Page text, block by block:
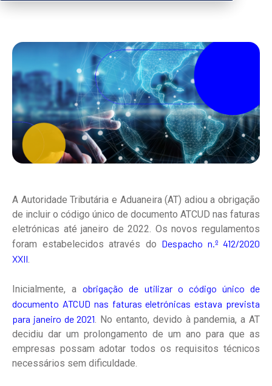
A Autoridade Tributária e Aduaneira (AT) adiou a obrigação
de incluir o código único de documento ATCUD nas faturas
eletrónicas até janeiro de 2022. Os novos regulamentos
foram estabelecidos através do Despacho n.º 412/2020
XXII.
Inicialmente, aobrigação de utilizar o código único de
documento ATCUD nas faturas eletrónicas estava prevista
para janeiro de 2021. No entanto, devido à pandemia, a AT
decidiu dar um prolongamento de um ano para que as
empresas possam adotar todos os requisitos técnicos
necessários sem dificuldade.